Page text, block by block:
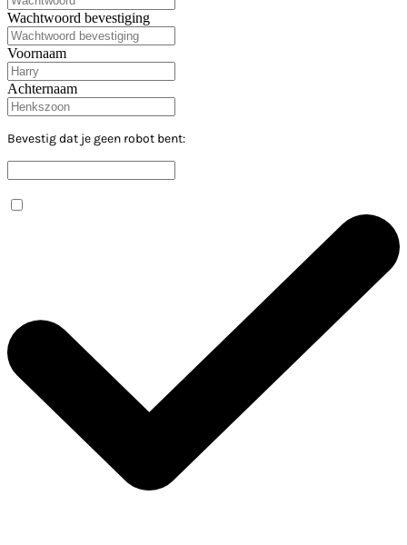
Wachtwoord bevestiging
Voornaam
Achternaam
Bevestig dat je geen robot bent: